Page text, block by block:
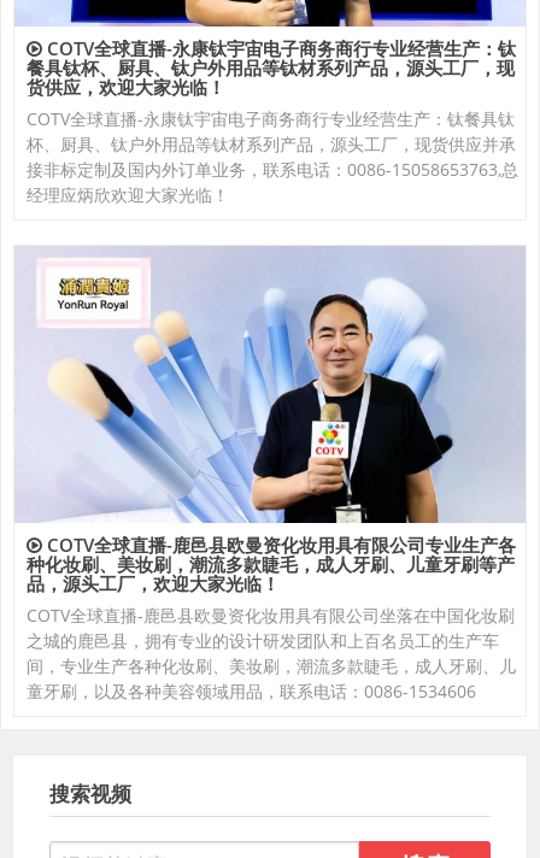
COTV全球直播-永康钛宇宙电子商务商行专业经营生产：钛
餐具钛杯、厨具、钛户外用品等钛材系列产品，源头工厂，现
货供应，欢迎大家光临！
COTV全球直播-永康钛宇宙电子商务商行专业经营生产：钛餐具钛
杯、厨具、钛户外用品等钛材系列产品，源头工厂，现货供应并承
接非标定制及国内外订单业务，联系电话：0086-15058653763,总
经理应炳欣欢迎大家光临！
COTV全球直播-鹿邑县欧曼资化妆用具有限公司专业生产各
种化妆刷、美妆刷，潮流多款睫毛，成人牙刷、儿童牙刷等产
品，源头工厂，欢迎大家光临！
COTV全球直播-鹿邑县欧曼资化妆用具有限公司坐落在中国化妆刷
之城的鹿邑县，拥有专业的设计研发团队和上百名员工的生产车
间，专业生产各种化妆刷、美妆刷，潮流多款睫毛，成人牙刷、儿
童牙刷，以及各种美容领域用品，联系电话：0086-1534606
搜索视频